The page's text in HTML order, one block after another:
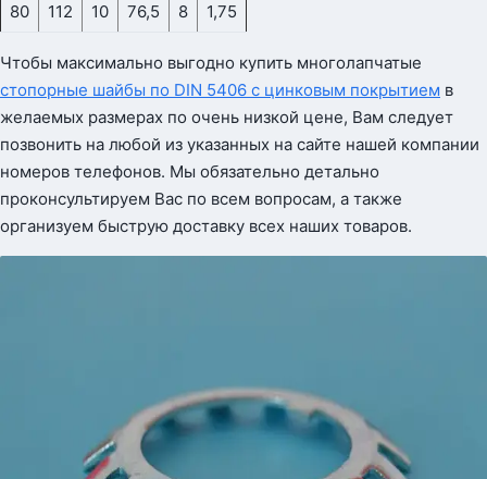
80
112 10 76,5 8 1,75
Чтобы максимально выгодно купить многолапчатые
стопорные шайбы по DIN 5406 с цинковым покрытием в
желаемых размерах по очень низкой цене, Вам следует
позвонить на любой из указанных на сайте нашей компании
номеров телефонов. Мы обязательно детально
проконсультируем Вас по всем вопросам, а также
организуем быструю доставку всех наших товаров.